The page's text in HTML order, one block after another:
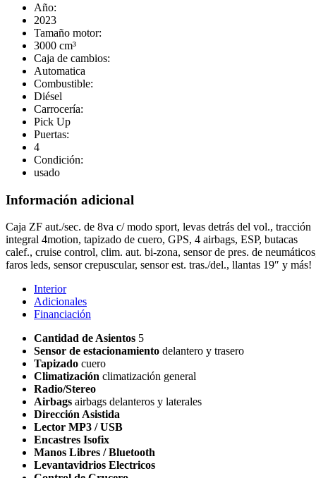
Año:
2023
Tamaño motor:
3000 cm³
Caja de cambios:
Automatica
Combustible:
Diésel
Carrocería:
Pick Up
Puertas:
4
Condición:
usado
Información adicional
Caja ZF aut./sec. de 8va c/ modo sport, levas detrás del vol., tracción
integral 4motion, tapizado de cuero, GPS, 4 airbags, ESP, butacas
calef., cruise control, clim. aut. bi-zona, sensor de pres. de
faros leds, sensor crepuscular, sensor est. tras./del., llantas 19″ y más!
Interior
Adicionales
Financiación
Cantidad de Asientos 5
Sensor de estacionamiento delantero y trasero
Tapizado cuero
Climatización climatización general
Radio/Stereo
Airbags airbags delanteros y laterales
Dirección Asistida
Lector MP3 / USB
Encastres Isofix
Manos Libres / Bluetooth
Levantavidrios Electricos